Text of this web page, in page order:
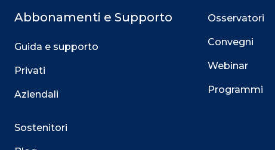
Abbonamenti e Supporto
Guida e supporto
Privati
Aziendali
Sostenitori
Osservatori
Convegni
Webinar
Programmi